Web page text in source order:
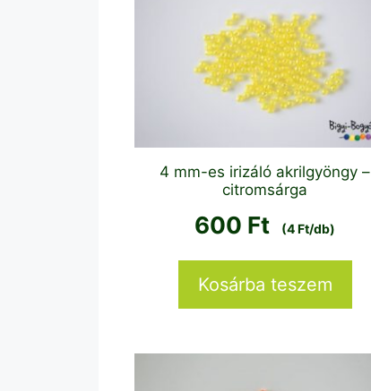
4 mm-es irizáló akrilgyöngy –
citromsárga
600 Ft (4 Ft/db)
Kosárba teszem